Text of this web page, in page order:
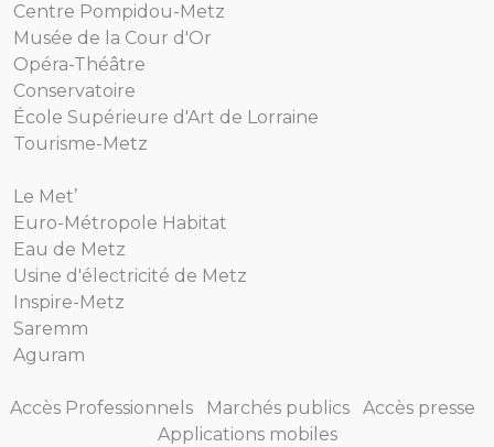
Centre Pompidou-Metz
Musée de la Cour d'Or
Opéra-Théâtre
Conservatoire
École Supérieure d'Art de Lorraine
Tourisme-Metz
Le Met’
Euro-Métropole Habitat
Eau de Metz
Usine d'électricité de Metz
Inspire-Metz
Saremm
Aguram
Accès Professionnels Marchés publics
Accès presse
Applications mobiles